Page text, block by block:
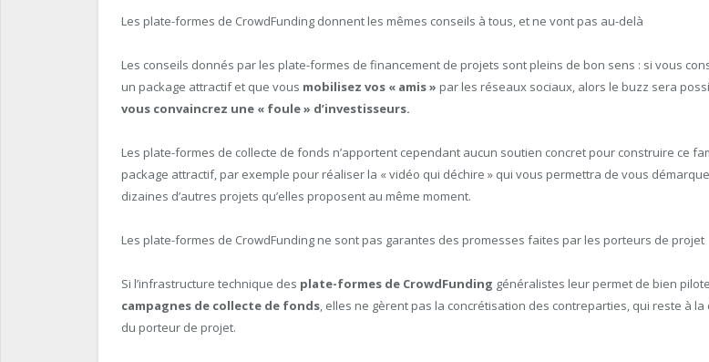
Les plate-formes de CrowdFunding donnent les mêmes conseils à tous, et ne vont pas au-delà
Les conseils donnés par les plate-formes de financement de projets sont pleins de bon sens : si vous
un package attractif et que vous mobilisez vos « amis » par les réseaux sociaux, alors le buzz sera
vous convaincrez une « foule » d’investisseurs.
Les plate-formes de collecte de fonds n’apportent cependant aucun soutien concret pour construire ce
package attractif, par exemple pour réaliser la « vidéo qui déchire » qui vous permettra de vous
dizaines d’autres projets qu’elles proposent au même moment.
Les plate-formes de CrowdFunding ne sont pas garantes des promesses faites par les porteurs de projet
Si l’infrastructure technique des plate-formes de CrowdFunding généralistes leur permet de bien
campagnes de collecte de fonds, elles ne gèrent pas la concrétisation des contreparties, qui reste à la
du porteur de projet.